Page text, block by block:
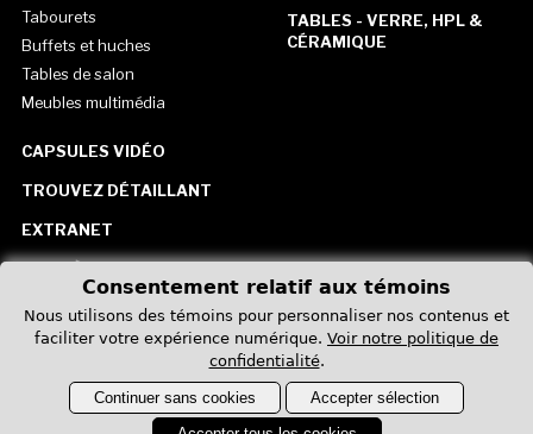
Tabourets
Buffets et huches
Tables de salon
Meubles multimédia
TABLES - VERRE, HPL &
CÉRAMIQUE
CAPSULES VIDÉO
TROUVEZ DÉTAILLANT
EXTRANET
CONTACTEZ-NOUS
États-Unis
Consentement relatif aux témoins
Nous utilisons des témoins pour personnaliser nos contenus et
faciliter votre expérience numérique. Voir notre politique de
confidentialité.
Continuer sans cookies
Accepter sélection